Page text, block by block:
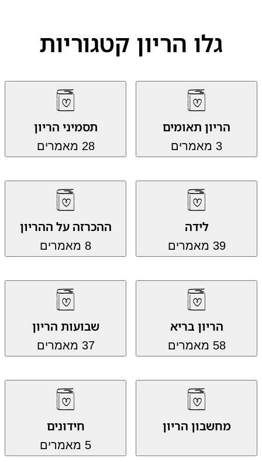
גלו הריון קטגוריות
הריון תאומים
3 מאמרים
תסמיני הריון
28 מאמרים
לידה
39 מאמרים
ההכרזה על ההריון
8 מאמרים
הריון בריא
58 מאמרים
שבועות הריון
37 מאמרים
מחשבון הריון חידונים
5 מאמרים